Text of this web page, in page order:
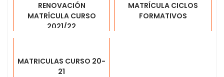
RENOVACIÓN
MATRÍCULA CURSO
2021/22
MATRÍCULA CICLOS
FORMATIVOS
MATRICULAS CURSO 20-
21